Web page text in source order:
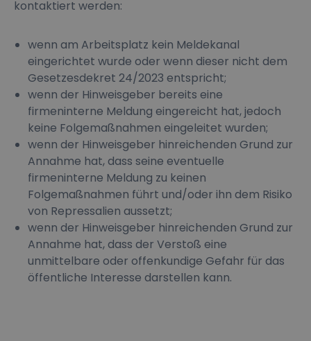
kontaktiert werden:
wenn am Arbeitsplatz kein Meldekanal
eingerichtet wurde oder wenn dieser nicht dem
Gesetzesdekret 24/2023 entspricht;
wenn der Hinweisgeber bereits eine
firmeninterne Meldung eingereicht hat, jedoch
keine Folgemaßnahmen eingeleitet wurden;
wenn der Hinweisgeber hinreichenden Grund zur
Annahme hat, dass seine eventuelle
firmeninterne Meldung zu keinen
Folgemaßnahmen führt und/oder ihn dem Risiko
von Repressalien aussetzt;
wenn der Hinweisgeber hinreichenden Grund zur
Annahme hat, dass der Verstoß eine
unmittelbare oder offenkundige Gefahr für das
öffentliche Interesse darstellen kann.